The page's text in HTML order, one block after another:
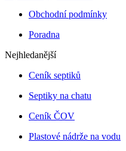
Obchodní podmínky
Poradna
Nejhledanější
Ceník septiků
Septiky na chatu
Ceník ČOV
Plastové nádrže na vodu